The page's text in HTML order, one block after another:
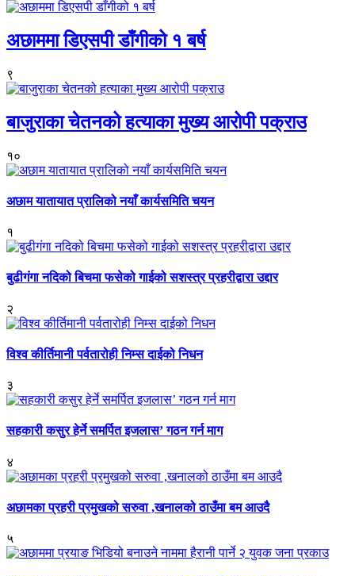
अछाममा डिएसपी डाँगीको १ बर्ष
९
बाजुराका चेतनको हत्याका मुख्य आरोपी पक्राउ
१०
अछाम यातायात प्रालिको नयाँ कार्यसमिति चयन
१
बुढीगंगा नदिको बिचमा फसेको गाईको सशस्त्र प्रहरीद्वारा उद्दार
२
विश्व कीर्तिमानी पर्वतारोही निम्स दाईको निधन
३
सहकारी कसुर हेर्ने समर्पित इजलास’ गठन गर्न माग
४
अछामका प्रहरी प्रमुखको सरुवा ,खनालको ठाउँमा बम आउदै
५